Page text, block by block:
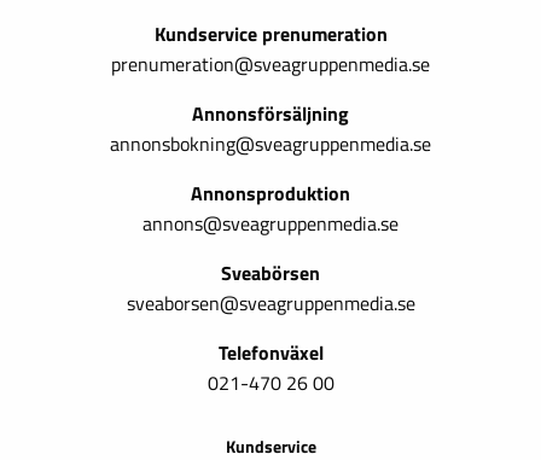
Kundservice prenumeration
prenumeration@sveagruppenmedia.se
Annonsförsäljning
annonsbokning@sveagruppenmedia.se
Annonsproduktion
annons@sveagruppenmedia.se
Sveabörsen
sveaborsen@sveagruppenmedia.se
Telefonväxel
021-470 26 00
Kundservice